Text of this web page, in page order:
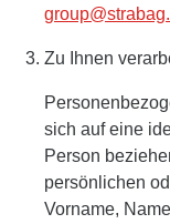
Zu Ihnen
sich auf eine
Person
persönlichen
Vorname,